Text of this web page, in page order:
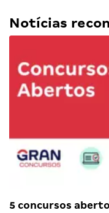
Notícias
5 concursos